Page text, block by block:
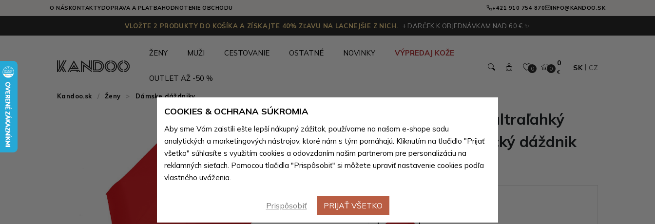
O NÁSKONTAKTYDOPRAVA A PLATBAHODNOTENIE OBCHODU +421 910 754 870 INFO@KANDOO.SK
VLOŽTE 2 PRODUKTY DO KOŠÍKA A ZÍSKAJTE 40% ZĽAVU NA LACNEJŠIE Z NICH. + DARČEK K OBJEDNÁVKAM NAD 60 € ✨
ŽENY MUŽI CESTOVANIE OSTATNÉ NOVINKY VÝPREDAJ KOŽE
OUTLET AŽ -50 %
0 0
0
€
SK CZ
Kandoo.sk Ženy > Dámske dáždniky
Červený dámsky ultraľahký
skladací mechanický dáždnik
Zasten
Farebné varianty
COOKIES & OCHRANA SÚKROMIA
Aby sme Vám zaistili ešte lepší nákupný zážitok, používame na našom e-shope sadu
analytických a marketingových nástrojov, ktoré nám s tým pomáhajú. Kliknutím na tlačidlo "Prijať
všetko" súhlasíte s využitím cookies a odovzdaním našim partnerom pre personalizáciu na
reklamných sieťach. Pomocou tlačidla "Prispôsobiť" si môžete upraviť nastavenie cookies podľa
vlastného uváženia.
Prispôsobiť PRIJAŤ VŠETKO